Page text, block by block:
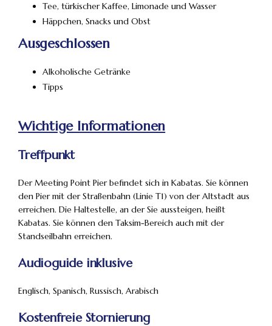
Tee, türkischer Kaffee, Limonade und Wasser
Häppchen, Snacks und Obst
Ausgeschlossen
Alkoholische Getränke
Tipps
Wichtige Informationen
Treffpunkt
Der Meeting Point Pier befindet sich in Kabatas. Sie können
den Pier mit der Straßenbahn (Linie T1) von der Altstadt aus
erreichen. Die Haltestelle, an der Sie aussteigen, heißt
Kabatas. Sie können den Taksim-Bereich auch mit der
Standseilbahn erreichen.
Audioguide inklusive
Englisch, Spanisch, Russisch, Arabisch
Kostenfreie Stornierung